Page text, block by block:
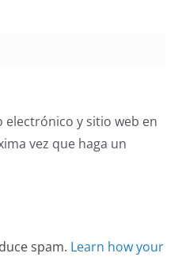
y sitio web en
vez que haga un
spam. Learn how your